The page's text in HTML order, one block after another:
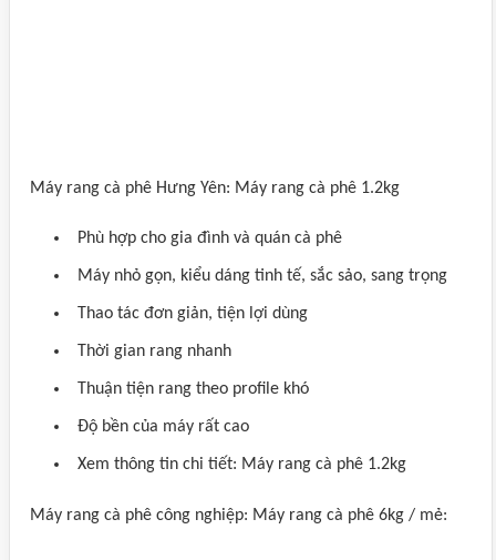
Máy rang cà phê Hưng Yên: Máy rang cà phê 1.2kg
Phù hợp cho gia đình và quán cà phê
Máy nhỏ gọn, kiểu dáng tinh tế, sắc sảo, sang trọng
Thao tác đơn giản, tiện lợi dùng
Thời gian rang nhanh
Thuận tiện rang theo profile khó
Độ bền của máy rất cao
Xem thông tin chi tiết: Máy rang cà phê 1.2kg
Máy rang cà phê công nghiệp: Máy rang cà phê 6kg / mẻ: